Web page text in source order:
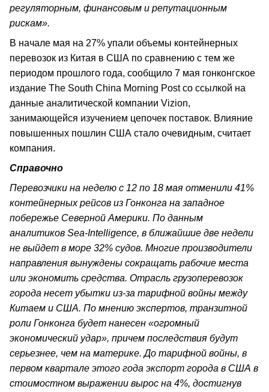
регуляторным, финансовым и репутационным
рискам».
В начале мая на 27% упали объемы контейнерных
перевозок из Китая в США по сравнению с тем же
периодом прошлого года, сообщило 7 мая гонконгское
издание The South China Morning Post со ссылкой на
данные аналитической компании Vizion,
занимающейся изучением цепочек поставок. Влияние
повышенных пошлин США стало очевидным, считает
компания.
Справочно
Перевозчики на неделю с 12 по 18 мая отменили 41%
контейнерных рейсов из Гонконга на западное
побережье Северной Америки. По данным
аналитиков Sea-Intelligence, в ближайшие две недели
не выйдет в море 32% судов. Многие производители
направления вынуждены сокращать рабочие места
или экономить средства. Отрасль грузоперевозок
города несет убытки из-за тарифной войны между
Китаем и США. По мнению экспертов, транзитной
роли Гонконга будет нанесен «огромный
экономический удар», причем последствия будут
серьезнее, чем на материке. До тарифной войны, в
первом квартале этого года экспорт города в США в
стоимостном выражении вырос на 4%, достигнув